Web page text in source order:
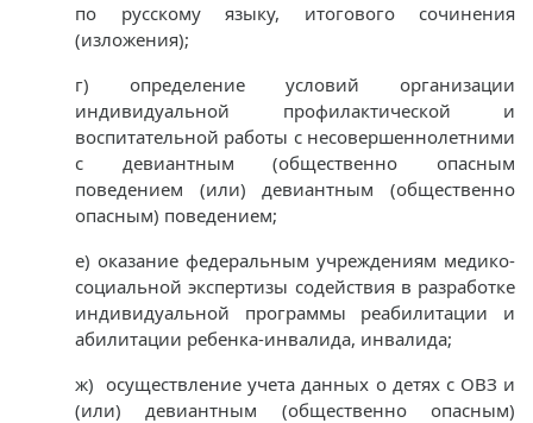
по русскому языку, итогового сочинения
(изложения);
г) определение условий организации
индивидуальной профилактической и
воспитательной работы с несовершеннолетними
с девиантным (общественно опасным
поведением (или) девиантным (общественно
опасным) поведением;
е) оказание федеральным учреждениям медико-
социальной экспертизы содействия в разработке
индивидуальной программы реабилитации и
абилитации ребенка-инвалида, инвалида;
ж) осуществление учета данных о детях с ОВЗ и
(или) девиантным (общественно опасным)